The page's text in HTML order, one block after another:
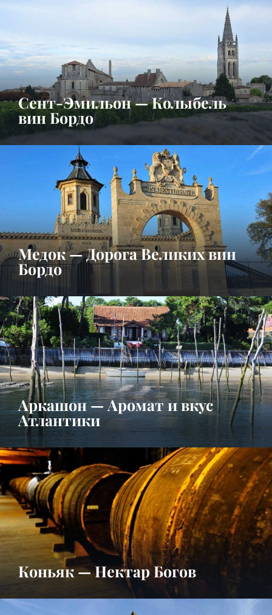
Сент-Эмильон — Колыбель
вин Бордо
Медок — Дорога Великих вин
Бордо
Аркашон — Аромат и вкус
Атлантики
Коньяк — Нектар Богов